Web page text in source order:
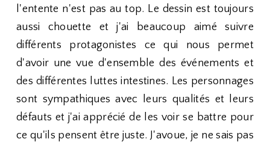
l'entente n'est pas au top. Le dessin est toujours
aussi chouette et j'ai beaucoup aimé suivre
différents protagonistes ce qui nous permet
d'avoir une vue d'ensemble des événements et
des différentes luttes intestines. Les personnages
sont sympathiques avec leurs qualités et leurs
défauts et j'ai apprécié de les voir se battre pour
ce qu'ils pensent être juste. J'avoue, je ne sais pas